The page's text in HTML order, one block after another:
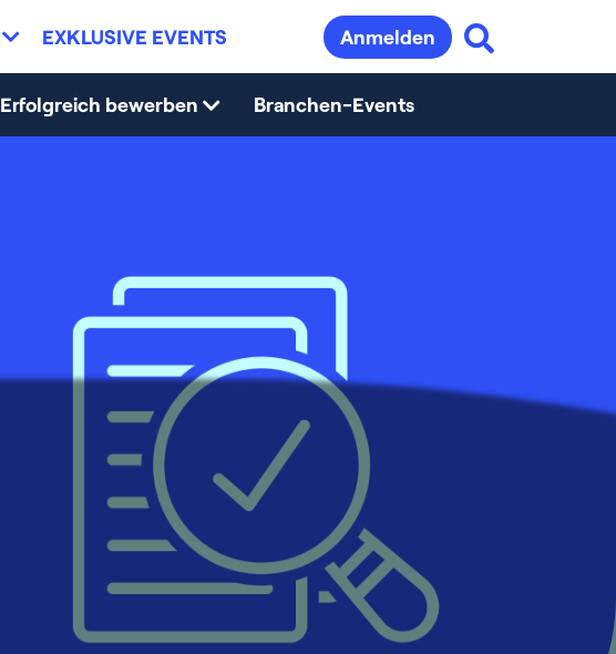
EXKLUSIVE EVENTS Anmelden
Erfolgreich bewerben Branchen-Events